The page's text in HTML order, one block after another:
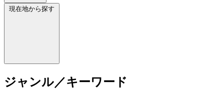
現在地から探す
ジャンル／キーワード